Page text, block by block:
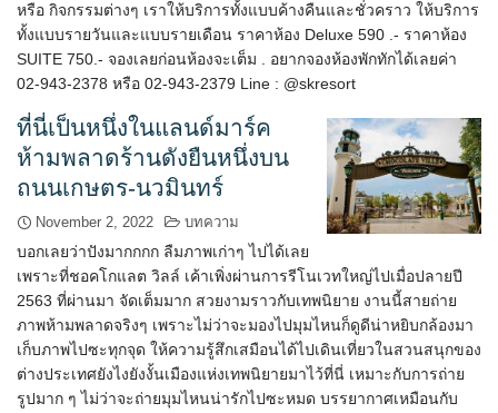
หรือ กิจกรรมต่างๆ เราให้บริการทั้งแบบค้างคืนและชั่วคราว ให้บริการ
ทั้งแบบรายวันและแบบรายเดือน ราคาห้อง Deluxe 590 .- ราคาห้อง
SUITE 750.- จองเลยก่อนห้องจะเต็ม . อยากจองห้องพักทักได้เลยค่า
02-943-2378 หรือ 02-943-2379 Line : @skresort
ที่นี่เป็นหนึ่งในแลนด์มาร์ค
ห้ามพลาดร้านดังยืนหนึ่งบน
ถนนเกษตร-นวมินทร์
November 2, 2022 บทความ
บอกเลยว่าปังมากกกก ลืมภาพเก่าๆ ไปได้เลย
เพราะที่ชอคโกแลต วิลล์ เค้าเพิ่งผ่านการรีโนเวทใหญ่ไปเมื่อปลายปี
2563 ที่ผ่านมา จัดเต็มมาก สวยงามราวกับเทพนิยาย งานนี้สายถ่าย
ภาพห้ามพลาดจริงๆ เพราะไม่ว่าจะมองไปมุมไหนก็ดูดีน่าหยิบกล้องมา
เก็บภาพไปซะทุกจุด ให้ความรู้สึกเสมือนได้ไปเดินเที่ยวในสวนสนุกของ
ต่างประเทศยังไงยังงั้นเมืองแห่งเทพนิยายมาไว้ที่นี่ เหมาะกับการถ่าย
รูปมาก ๆ ไม่ว่าจะถ่ายมุมไหนน่ารักไปซะหมด บรรยากาศเหมือนกับ